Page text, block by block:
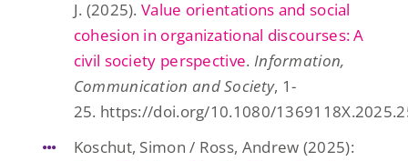
J. (2025).Value orientations and social
cohesion in organizational discourses: A
civil society perspective. Information,
Communication and Society, 1-
25. https://doi.org/10.1080/
Koschut, Simon / Ross, Andrew (2025):